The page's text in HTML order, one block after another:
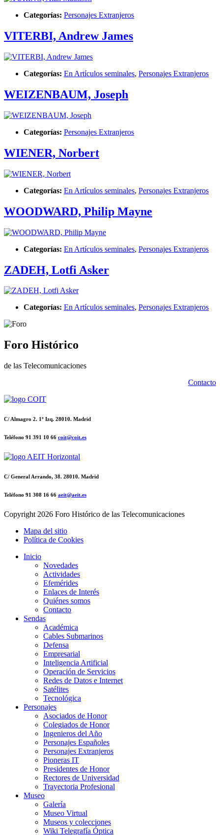
Categorías: Personajes Extranjeros
VITERBI, Andrew James
Categorías: En Artículos seminales, Personajes Extranjeros
WEIZENBAUM, Joseph
Categorías: Personajes Extranjeros
WIENER, Norbert
Categorías: En Artículos seminales, Personajes Extranjeros
WOODWARD, Philip Mayne
Categorías: En Artículos seminales, Personajes Extranjeros
ZADEH, Lotfi Asker
Categorías: En Artículos seminales, Personajes Extranjeros
Foro Histórico
de las Telecomunicaciones
Contacto
C/ Almagro 2. 1º Izq. 28010. Madrid
Teléfono 91 391 10 66 coit@coit.es
C/ General Arrando, 38. 28010. Madrid
Teléfono 91 308 16 66 aeit@aeit.es
Copyright 2026 Foro Histórico de las Telecomunicaciones
Mapa del sitio
Política de Cookies
Inicio
Novedades
Actividades
Efemérides
Enlaces de Interés
Quiénes somos
Contacto
Sendas
Académica
Cables Submarinos
Defensa
Empresarial
Inteligencia Artificial
Operación de Servicios
Redes de Datos e Internet
Satélites
Tecnológica
Personajes
Asociados de Honor
Colegiados de Honor
Ingenieros del Año
Personajes Españoles
Personajes Extranjeros
Pioneras IT
Presidentes de Honor
Rectores de Universidad
Trayectoria Profesional
Museo
Galería
Museo Virtual
Museos y colecciones
Wiki Telegrafía Óptica